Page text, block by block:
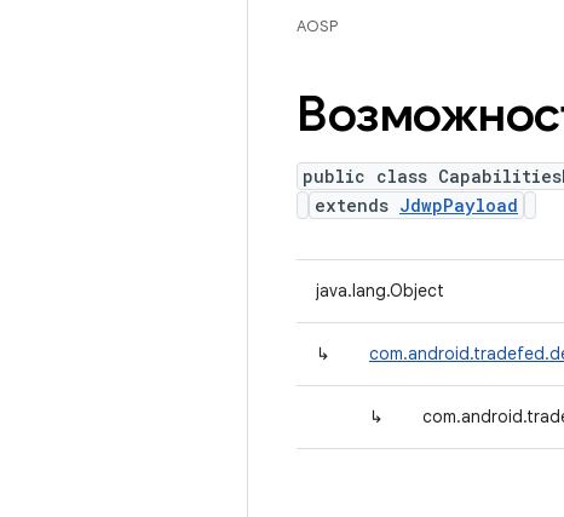
AOSP
public class
extends JdwpPayload
java.lang.Object
↳
↳